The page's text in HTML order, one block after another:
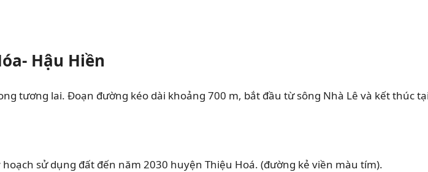
tinh.
Hậu Hiền
tương lai. Đoạn đường kéo dài khoảng 700 m, bắt đầu từ sông Nhà Lê và kết thúc
hoạch sử dụng đất đến năm 2030 huyện Thiệu Hoá. (đường kẻ viền màu tím).